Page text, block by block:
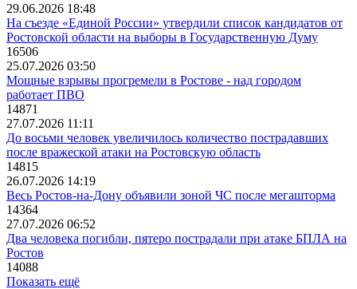
29.06.2026 18:48
На съезде «Единой России» утвердили список кандидатов от
Ростовской области на выборы в Государственную Думу
16506
25.07.2026 03:50
Мощные взрывы прогремели в Ростове - над городом
работает ПВО
14871
27.07.2026 11:11
До восьми человек увеличилось количество пострадавших
после вражеской атаки на Ростовскую область
14815
26.07.2026 14:19
Весь Ростов-на-Дону объявили зоной ЧС после мегашторма
14364
27.07.2026 06:52
Два человека погибли, пятеро пострадали при атаке БПЛА на
Ростов
14088
Показать ещё